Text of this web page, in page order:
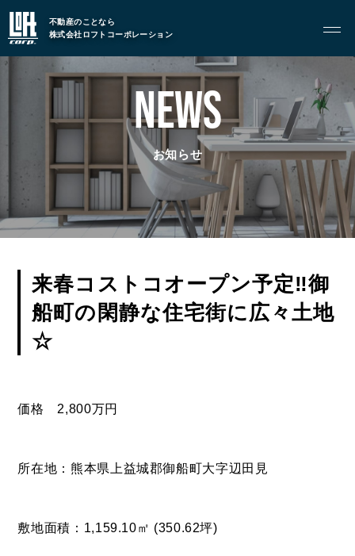
不動産のことなら
株式会社ロフトコーポレーション
GARAGE APART ガレージアパート
G CRAFT
ABOUT 私たちについて
- スタッフ紹介
FOOD 飲食部門
- ル・カフェニシハラ
- 四季即贅喰
NEWS
お知らせ
来春コストコオープン予定‼御
船町の閑静な住宅街に広々土地
☆
価格 2,800万円
所在地：熊本県上益城郡御船町大字辺田見
敷地面積：1,159.10㎡ (350.62坪)